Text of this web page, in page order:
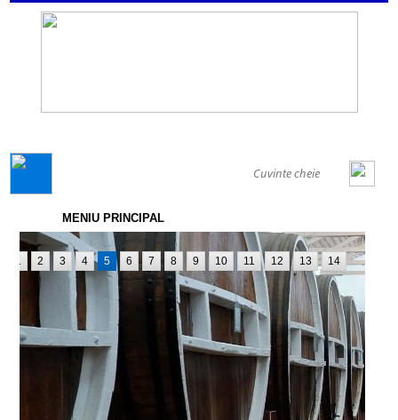
MENIU PRINCIPAL
1 2 3 4 5 6 7 8 9 10 11 12 13 14